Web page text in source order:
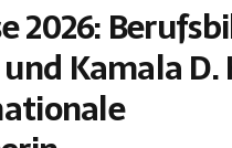
2026:
Kamala D.